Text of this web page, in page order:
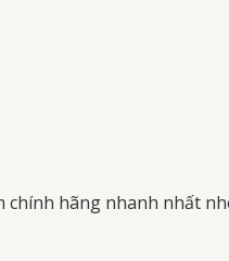
chính hãng nhanh nhất